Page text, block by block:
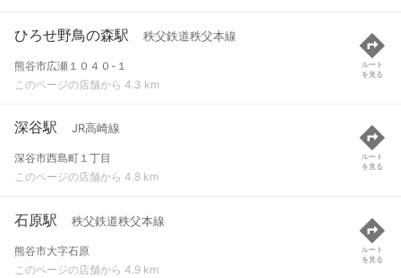
ひろせ野鳥の森駅 秩父鉄道秩父本線
熊谷市広瀬１０４０-１
このページの店舗から 4.3 km
ルート
を見る
深谷駅 JR高崎線
深谷市西島町１丁目
このページの店舗から 4.8 km
ルート
を見る
石原駅 秩父鉄道秩父本線
熊谷市大字石原
このページの店舗から 4.9 km
ルート
を見る